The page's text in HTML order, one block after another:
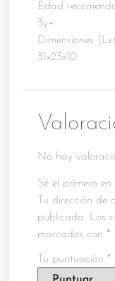
Edad
3y+
Dimensiones
31x23x10
No hay
Sé el primero
Tu dirección de
publicada. Los
marcados con *
Tu puntuación *